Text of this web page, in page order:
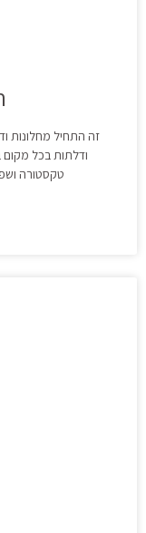
זה התחיל מחלונות
ודלתות בכל מקום
טקסטורה